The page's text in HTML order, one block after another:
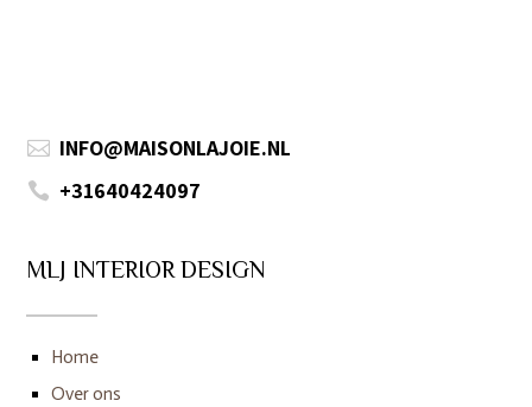
 INFO@MAISONLAJOIE.NL
 +31640424097
MLJ INTERIOR DESIGN
Home
Over ons